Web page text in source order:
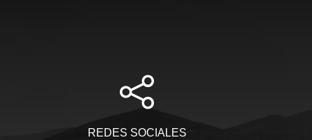
REDES SOCIALES